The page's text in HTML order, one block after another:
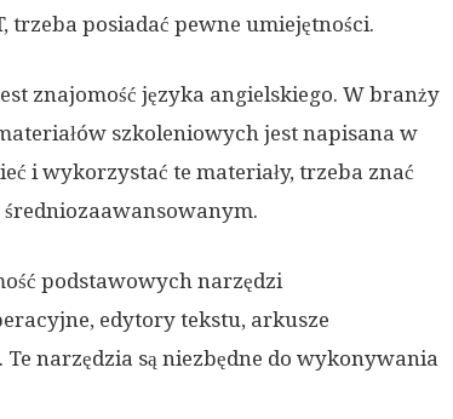
trzeba posiadać pewne umiejętności.
znajomość języka angielskiego. W branży
szkoleniowych jest napisana w
i wykorzystać te materiały, trzeba znać
podstawowych narzędzi
edytory tekstu, arkusze
narzędzia są niezbędne do wykonywania